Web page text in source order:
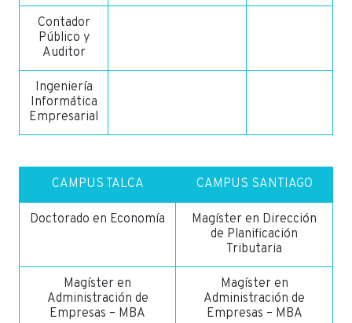
Contador
Público y
Auditor
Ingeniería
Informática
Empresarial
CAMPUS TALCA CAMPUS SANTIAGO
Doctorado en Economía
Magíster en Dirección
de Planificación
Tributaria
Magíster en
Administración de
Empresas – MBA
Magíster en
Administración de
Empresas – MBA